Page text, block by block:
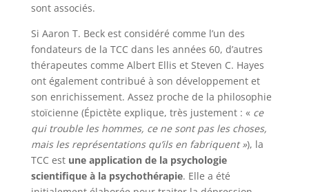
sont associés.
Si Aaron T. Beck est considéré comme l’un des
fondateurs de la TCC dans les années 60, d’autres
thérapeutes comme Albert Ellis et Steven C. Hayes
ont également contribué à son développement et
son enrichissement. Assez proche de la philosophie
stoïcienne (Épictète explique, très justement : « ce
qui trouble les hommes, ce ne sont pas les choses,
mais les représentations qu’ils en fabriquent »), la
TCC est une application de la psychologie
scientifique à la psychothérapie. Elle a été